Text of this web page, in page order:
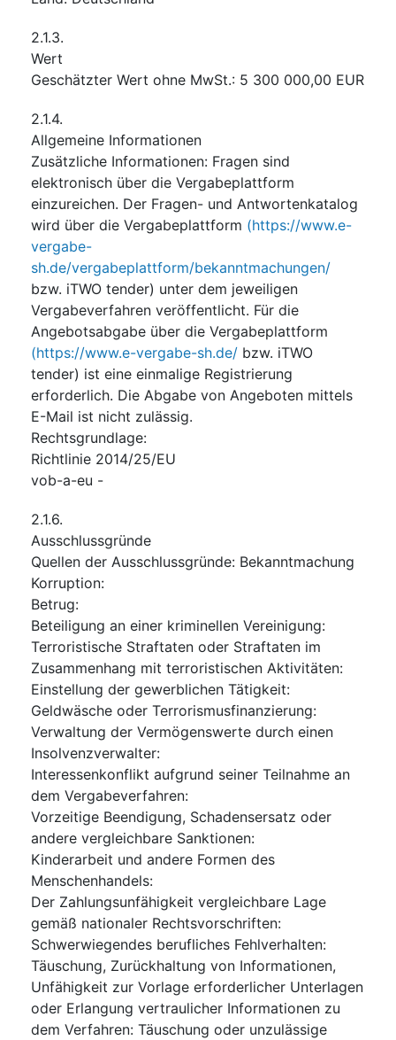
2.1.3.
Wert
Geschätzter Wert ohne MwSt.: 5 300 000,00 EUR
2.1.4.
Allgemeine Informationen
Zusätzliche Informationen: Fragen sind
elektronisch über die Vergabeplattform
einzureichen. Der Fragen- und Antwortenkatalog
wird über die Vergabeplattform (https://www.e-
vergabe-
sh.de/vergabeplattform/bekanntmachungen/
bzw. iTWO tender) unter dem jeweiligen
Vergabeverfahren veröffentlicht. Für die
Angebotsabgabe über die Vergabeplattform
(https://www.e-vergabe-sh.de/ bzw. iTWO
tender) ist eine einmalige Registrierung
erforderlich. Die Abgabe von Angeboten mittels
E-Mail ist nicht zulässig.
Rechtsgrundlage:
Richtlinie 2014/25/EU
vob-a-eu -
2.1.6.
Ausschlussgründe
Quellen der Ausschlussgründe: Bekanntmachung
Korruption:
Betrug:
Beteiligung an einer kriminellen Vereinigung:
Terroristische Straftaten oder Straftaten im
Zusammenhang mit terroristischen Aktivitäten:
Einstellung der gewerblichen Tätigkeit:
Geldwäsche oder Terrorismusfinanzierung:
Verwaltung der Vermögenswerte durch einen
Insolvenzverwalter:
Interessenkonflikt aufgrund seiner Teilnahme an
dem Vergabeverfahren:
Vorzeitige Beendigung, Schadensersatz oder
andere vergleichbare Sanktionen:
Kinderarbeit und andere Formen des
Menschenhandels:
Der Zahlungsunfähigkeit vergleichbare Lage
gemäß nationaler Rechtsvorschriften:
Schwerwiegendes berufliches Fehlverhalten:
Täuschung, Zurückhaltung von Informationen,
Unfähigkeit zur Vorlage erforderlicher Unterlagen
oder Erlangung vertraulicher Informationen zu
dem Verfahren: Täuschung oder unzulässige